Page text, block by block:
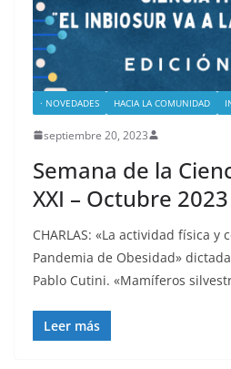
· NOVEDADES HACIA LA COMUNIDAD
septiembre 20, 2023
Semana de la
XXI – Octubre 2023
CHARLAS: «La actividad física y
Pandemia de Obesidad»
Pablo Cutini. «Mamíferos
Leer más